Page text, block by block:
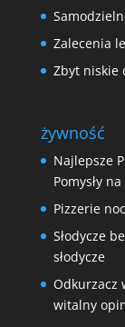
Zalecenia
Zbyt niskie
żywność
Najlepsze
Pomysły
Pizzerie
Słodycze
słodycze
Odkurzacz
witalny